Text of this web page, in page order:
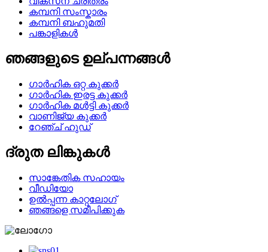
കമ്പനി സംസ്കാരം
കമ്പനി ബഹുമതി
പങ്കാളികൾ
ഞങ്ങളുടെ ഉല്പന്നങ്ങൾ
ഗാർഹിക ഒറ്റ കുക്കർ
ഗാർഹിക ഇരട്ട കുക്കർ
ഗാർഹിക മൾട്ടി കുക്കർ
വാണിജ്യ കുക്കർ
റേഞ്ച് ഹുഡ്
ദ്രുത ലിങ്കുകൾ
സാങ്കേതിക സഹായം
വീഡിയോ
ഉൽപ്പന്ന കാറ്റലോഗ്
ഞങ്ങളെ സമീപിക്കുക